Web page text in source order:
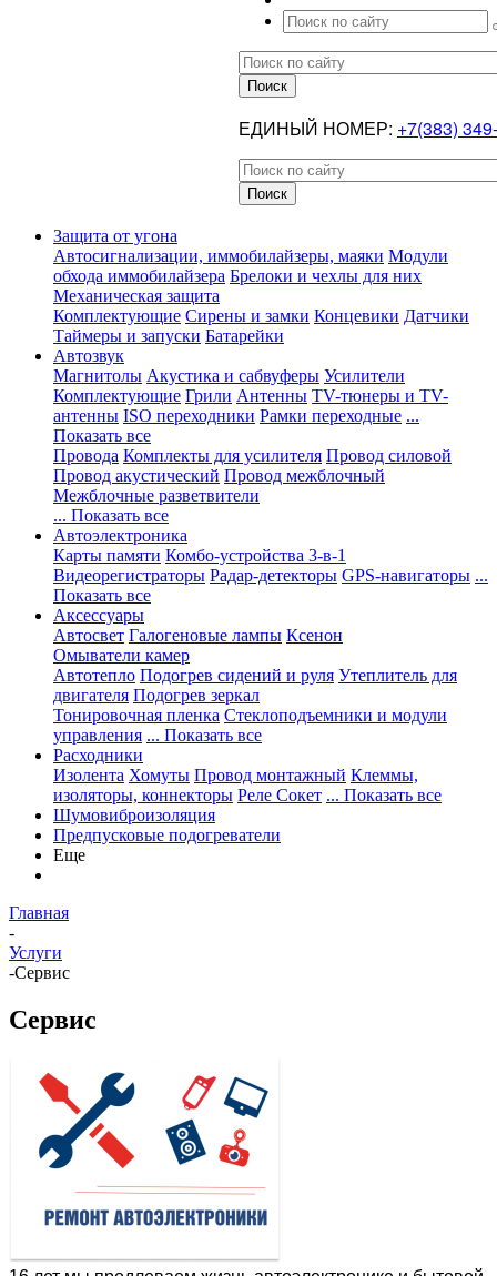
ЕДИНЫЙ НОМЕР: +7(383)
Защита от угона
Автосигнализации, иммобилайзеры, маяки Модули
обхода иммобилайзера Брелоки и чехлы для них
Механическая защита
Комплектующие Сирены и замки Концевики Датчики
Таймеры и запуски Батарейки
Автозвук
Магнитолы Акустика и сабвуферы Усилители
Комплектующие Грили Антенны TV-тюнеры и TV-
антенны ISO переходники Рамки переходные ...
Показать все
Провода Комплекты для усилителя Провод силовой
Провод акустический Провод межблочный
Межблочные разветвители
... Показать все
Автоэлектроника
Карты памяти Комбо-устройства 3-в-1
Видеорегистраторы Радар-детекторы GPS-навигаторы ...
Показать все
Аксессуары
Автосвет Галогеновые лампы Ксенон
Омыватели камер
Автотепло Подогрев сидений и руля Утеплитель для
двигателя Подогрев зеркал
Тонировочная пленка Стеклоподъемники и модули
управления ... Показать все
Расходники
Изолента Хомуты Провод монтажный Клеммы,
изоляторы, коннекторы Реле Сокет ... Показать все
Шумовиброизоляция
Предпусковые подогреватели
Еще
Главная
-
Услуги
-Сервис
Сервис